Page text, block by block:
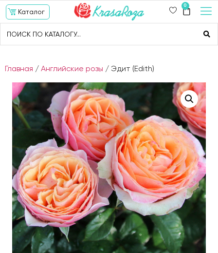
Каталог
0
Главная / Английские розы / Эдит (Edith)